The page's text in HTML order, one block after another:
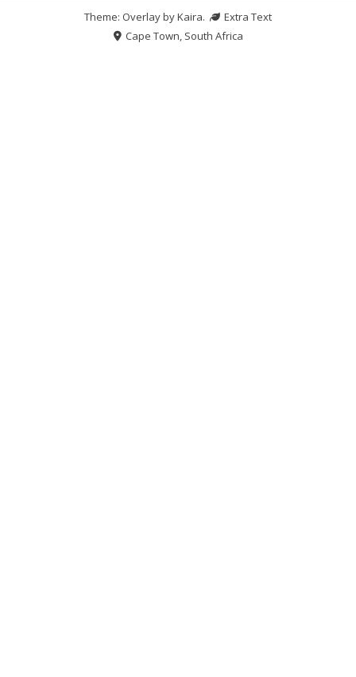
Theme: Overlay byKaira.
Extra Text
Cape Town, South Africa